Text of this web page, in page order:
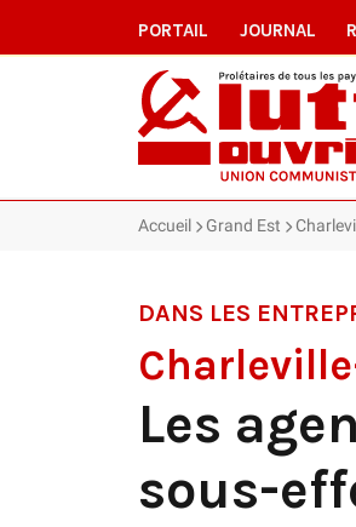
PORTAIL JOURNAL
Accueil Grand Est
DANS LES
Les
sous-